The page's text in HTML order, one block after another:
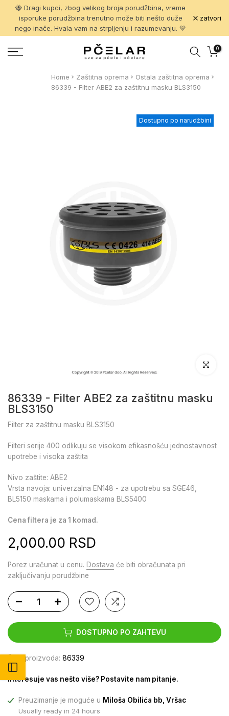
Pređi
sadržaj
🐝 Dragi kupci, zbog velikog broja porudžbina, vreme
isporuke porudžbina trenutno može biti nešto duže
nego inače. Hvala vam na strpljenju i razumevanju. 💛
zatvori
0
Home Zaštitna oprema
Ostala zaštitna oprema
86339 - Filter ABE2 za zaštitnu masku BLS3150
Dostupno po narudžbini
Klikni da
86339 - Filter ABE2 za zaštitnu masku
BLS3150
Filter za zaštitnu masku BLS3150
Filteri serije 400 odlikuju se visokom efikasnošću jednostavnost
upotrebe i visoka zaštita
Nivo zaštite: ABE2
Vrsta navoja: univerzalna EN148 - za upotrebu sa SGE46,
BL5150 maskama i polumaskama BLS5400
Cena filtera je za 1 komad.
2,000.00 RSD
Porez uračunat u cenu. Dostava će biti obračunata pri
zaključivanju porudžbine
DOSTUPNO PO ZAHTEVU
Šifra proizvoda: 86339
Interesuje vas nešto više? Postavite nam pitanje.
Preuzimanje je moguće u Miloša Obilića bb, Vršac
Usually ready in 24 hours